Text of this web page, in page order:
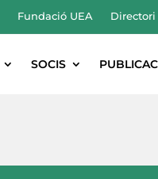
Fundació UEA Directori
SOCIS